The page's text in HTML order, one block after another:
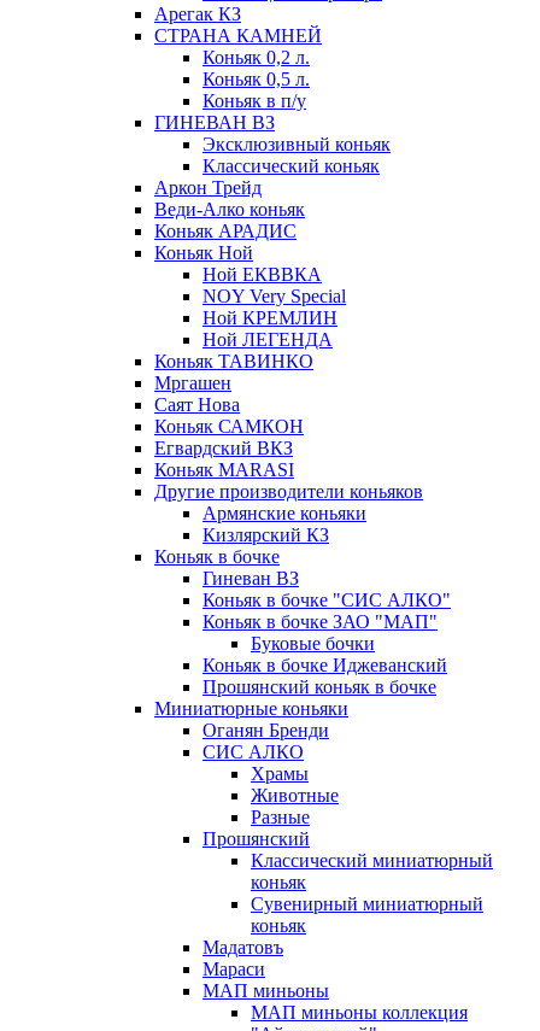
Арегак КЗ
СТРАНА КАМНЕЙ
Коньяк 0,2 л.
Коньяк 0,5 л.
Коньяк в п/у
ГИНЕВАН ВЗ
Эксклюзивный коньяк
Классический коньяк
Аркон Трейд
Веди-Алко коньяк
Коньяк АРАДИС
Коньяк Ной
Ной ЕКВВКА
NOY Very Special
Ной КРЕМЛИН
Ной ЛЕГЕНДА
Коньяк ТАВИНКО
Мргашен
Саят Нова
Коньяк САМКОН
Егвардский ВКЗ
Коньяк MARASI
Другие производители коньяков
Армянские коньяки
Кизлярский КЗ
Коньяк в бочке
Гиневан ВЗ
Коньяк в бочке "СИС АЛКО"
Коньяк в бочке ЗАО "МАП"
Буковые бочки
Коньяк в бочке Иджеванский
Прошянский коньяк в бочке
Миниатюрные коньяки
Оганян Бренди
СИС АЛКО
Храмы
Животные
Разные
Прошянский
Классический миниатюрный
коньяк
Сувенирный миниатюрный
коньяк
Мадатовъ
Мараси
МАП миньоны
МАП миньоны коллекция